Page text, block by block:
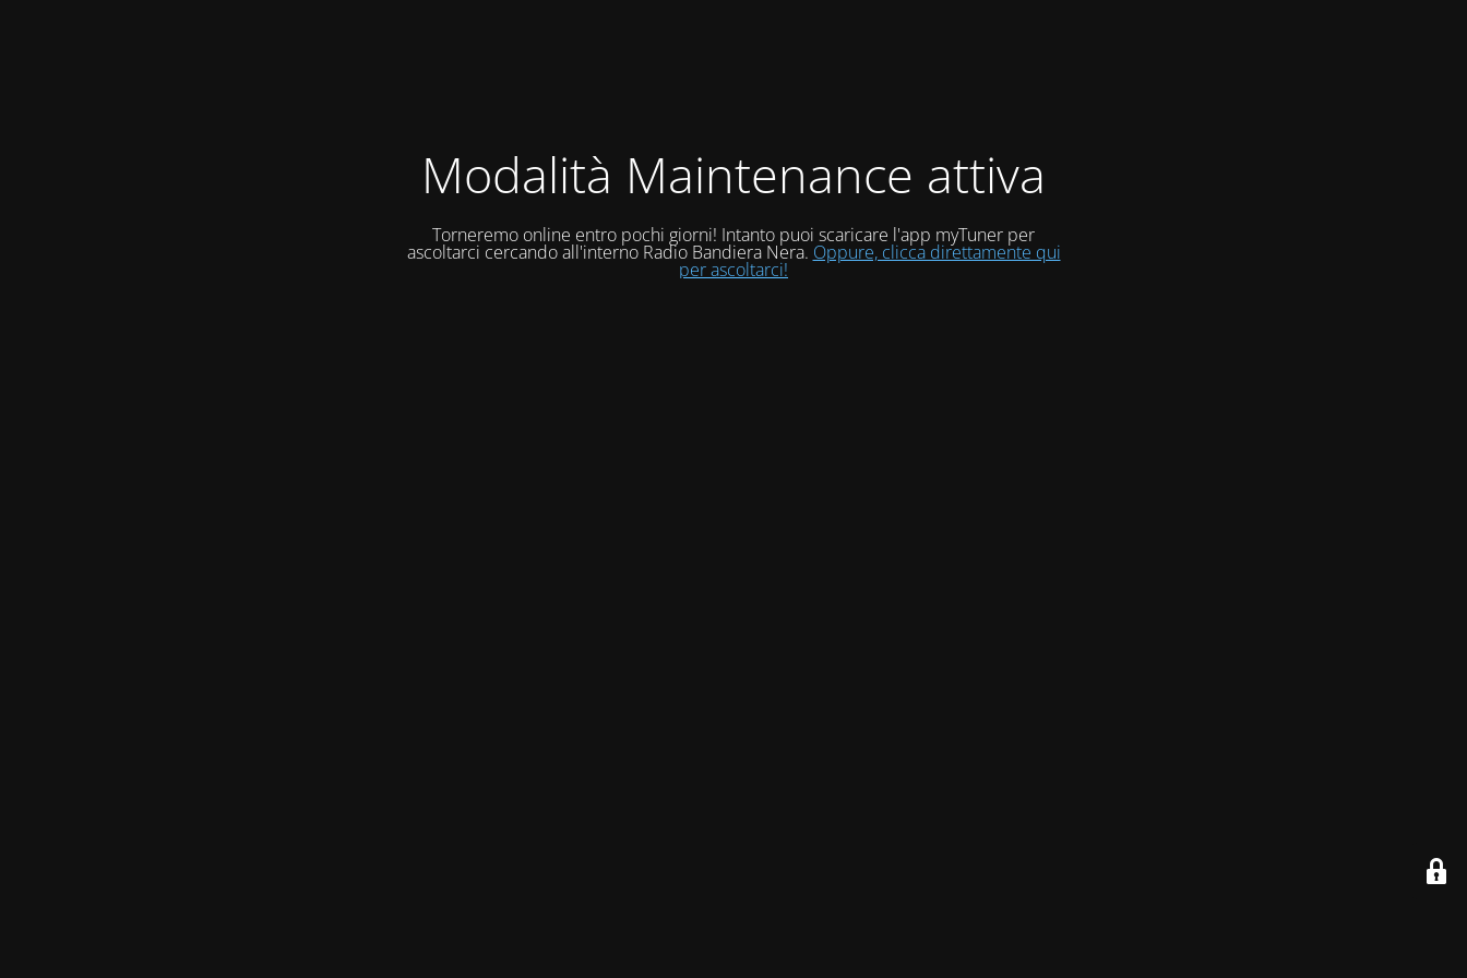
Modalità Maintenance attiva
Torneremo online entro pochi giorni! Intanto puoi scaricare l'app myTuner per
ascoltarci cercando all'interno Radio Bandiera Nera. Oppure, clicca direttamente qui
per ascoltarci!